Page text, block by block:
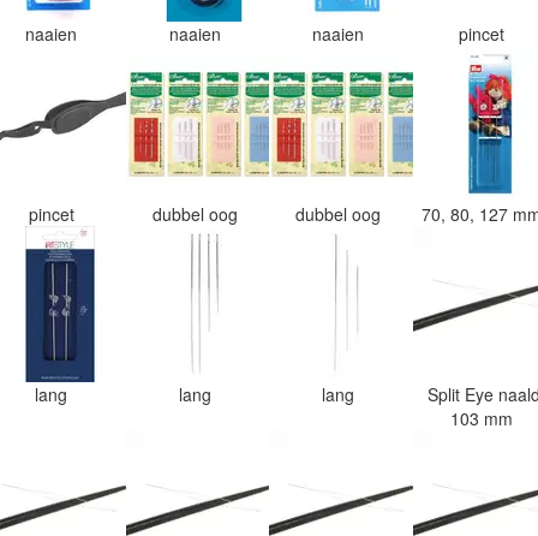
naaien naaien naaien pincet
pincet dubbel oog dubbel oog 70, 80, 127
lang lang lang
Split Eye
103 mm